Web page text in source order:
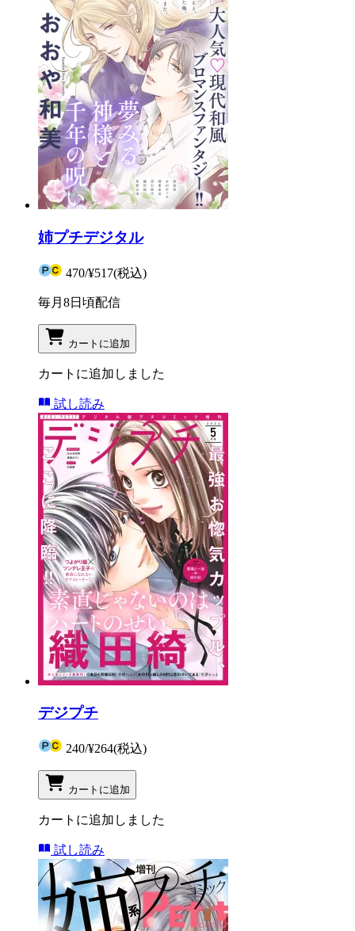
姉プチデジタル
470/¥517(税込)
毎月8日頃配信
カートに追加
カートに追加しました
試し読み
デジプチ
240/¥264(税込)
カートに追加
カートに追加しました
試し読み